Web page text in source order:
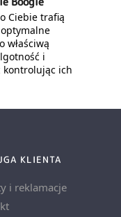
Ciebie trafią
właściwą
i
kontrolując ich
KLIENTA
i reklamacje